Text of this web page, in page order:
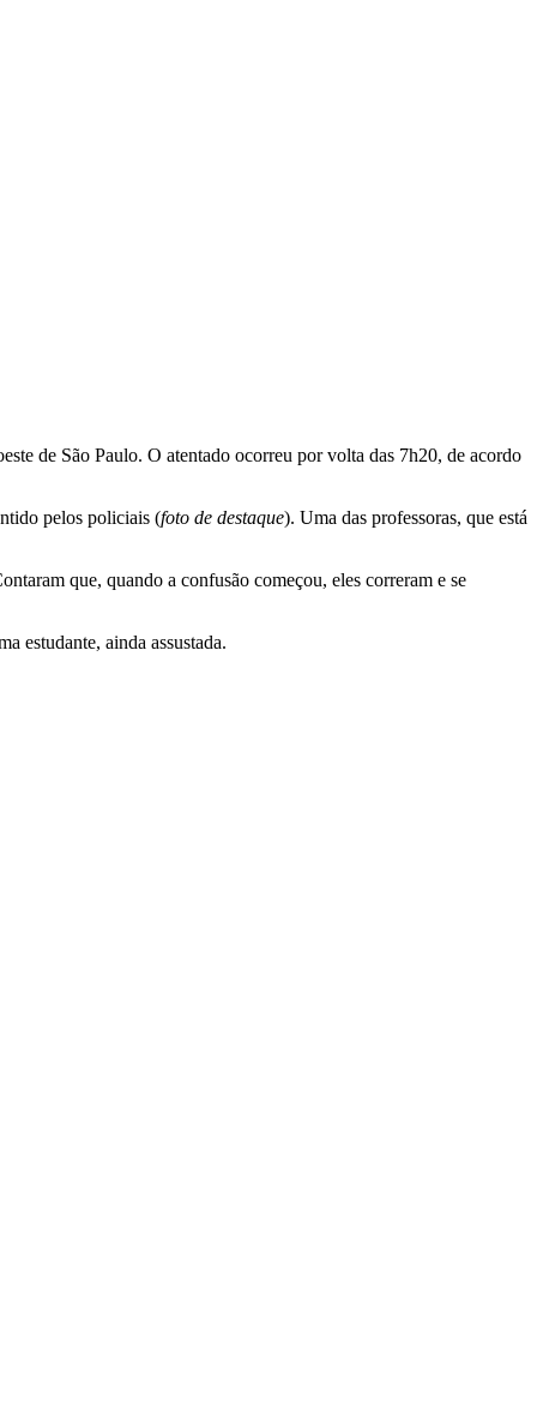
de São Paulo. O atentado ocorreu por volta das 7h20, de acordo
pelos policiais (foto de destaque). Uma das professoras, que está
que, quando a confusão começou, eles correram e se
estudante, ainda assustada.